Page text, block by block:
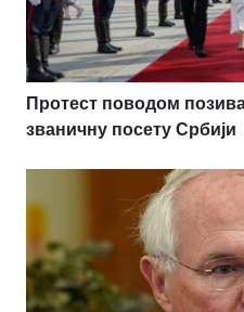
Протест поводом
званичну посету Србији